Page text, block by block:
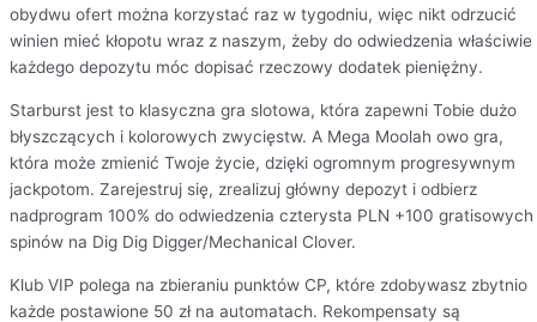
obydwu ofert można korzystać raz w tygodniu, więc nikt odrzucić
winien mieć kłopotu wraz z naszym, żeby do odwiedzenia właściwie
każdego depozytu móc dopisać rzeczowy dodatek pieniężny.
Starburst jest to klasyczna gra slotowa, która zapewni Tobie dużo
błyszczących i kolorowych zwycięstw. A Mega Moolah owo gra,
która może zmienić Twoje życie, dzięki ogromnym progresywnym
jackpotom. Zarejestruj się, zrealizuj główny depozyt i odbierz
nadprogram 100% do odwiedzenia czterysta PLN +100 gratisowych
spinów na Dig Dig Digger/Mechanical Clover.
Klub VIP polega na zbieraniu punktów CP, które zdobywasz zbytnio
każde postawione 50 zł na automatach. Rekompensaty są